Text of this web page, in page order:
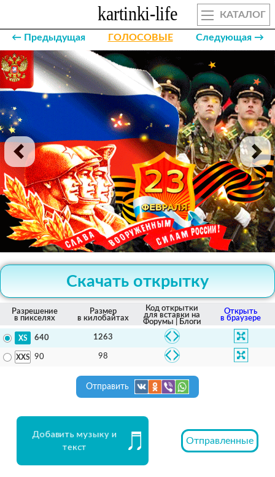
КАТАЛОГ
← Предыдущая ГОЛОСОВЫЕ Следующая →
Скачать открытку
Разрешение
в пикселях
Размер
в килобайтах
Код открытки
для вставки на
Форумы | Блоги
Открыть
в браузере
640 1263
90 98
Отправить
Добавить музыку и
текст
Отправленные